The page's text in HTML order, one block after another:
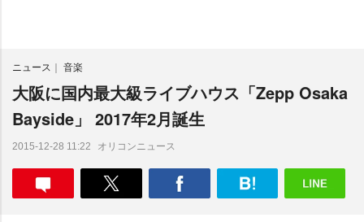
ニュース 音楽
大阪に国内最大級ライブハウス「Zepp Osaka
Bayside」 2017年2月誕生
2015-12-28 11:22 オリコンニュース